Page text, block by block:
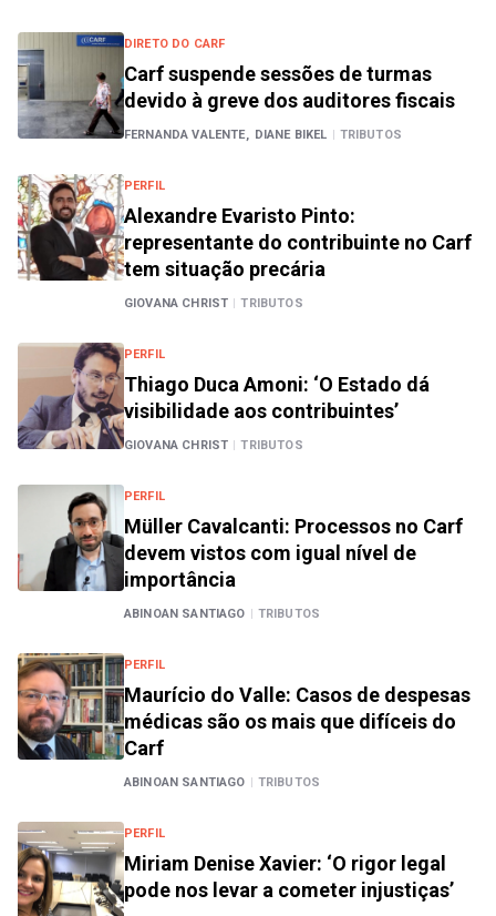
DIRETO DO CARF
Carf suspende sessões de turmas
devido à greve dos auditores fiscais
FERNANDA VALENTE, DIANE BIKEL | TRIBUTOS
PERFIL
Alexandre Evaristo Pinto:
representante do contribuinte no Carf
tem situação precária
GIOVANA CHRIST | TRIBUTOS
PERFIL
Thiago Duca Amoni: ‘O Estado dá
visibilidade aos contribuintes’
GIOVANA CHRIST | TRIBUTOS
PERFIL
Müller Cavalcanti: Processos no Carf
devem vistos com igual nível de
importância
ABINOAN SANTIAGO | TRIBUTOS
PERFIL
Maurício do Valle: Casos de despesas
médicas são os mais que difíceis do
Carf
ABINOAN SANTIAGO | TRIBUTOS
PERFIL
Miriam Denise Xavier: ‘O rigor legal
pode nos levar a cometer injustiças’